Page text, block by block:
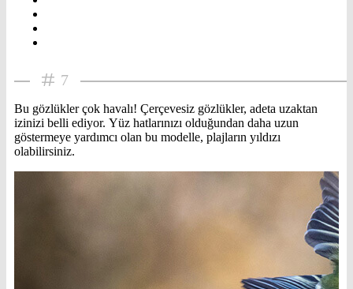
7
Bu gözlükler çok havalı! Çerçevesiz gözlükler, adeta uzaktan
izinizi belli ediyor. Yüz hatlarınızı olduğundan daha uzun
göstermeye yardımcı olan bu modelle, plajların yıldızı
olabilirsiniz.